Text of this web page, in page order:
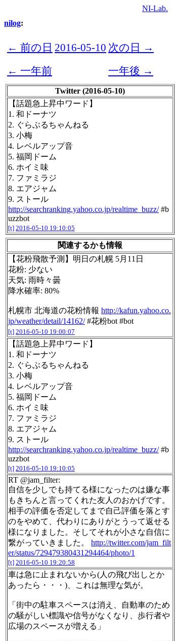
NI-Lab.
nilog:
← 前の日 2016-05-10 次の日 →
← 一年前
一年後 →
Twitter (2016-05-10)
【話題急上昇中ワード】
1. 和ドーナツ
2. ぐらぶるちゃんねる
3. 小梅
4. レベルアップ音
5. 福岡ドーム
6. ホイミ味
7. ファミラジ
8. エアジャム
9. ストール
http://searchranking.yahoo.co.jp/realtime_buzz/#b
uzzbot
[t] 2016-05-10 19:10:05
関連するかも情報
【花粉飛散予測】明日の札幌 5月11日
花粉: 少ない
天気: 雨時々曇
降水確率: 80%
札幌市 北海道の花粉情報 http://kafun.yahoo.co.
jp/weather/detail/14162/#花粉bot #bot
[t] 2016-05-10 19:00:07
【話題急上昇中ワード】
1. 和ドーナツ
2. ぐらぶるちゃんねる
3. 小梅
4. レベルアップ音
5. 福岡ドーム
6. ホイミ味
7. ファミラジ
8. エアジャム
9. ストール
http://searchranking.yahoo.co.jp/realtime_buzz/#b
uzzbot
[t] 2016-05-10 19:10:05
RT @jam_filter:
自信を少しでも持てる様になったのは嫌な事
もきちんと言ってくれた友人のおかげです。
相手の評価を否定してまで自己評価を落とす
のをやめて、代わりにありがとうって返せる
様になりました。そしてそれが小さな自信に
繋がっていきました。 http://twitter.com/jam_filt
er/status/729479380431294464/photo/1
[t] 2016-05-10 19:20:58
車は急に止まれないから(人の飛び出しとか
あったら・・・)、これは無理な気が。
「街中の駐車スペースは消え、自動車のため
の騒がしい標識や信号がなくなり、歩行者や
広場のスペースが増える」